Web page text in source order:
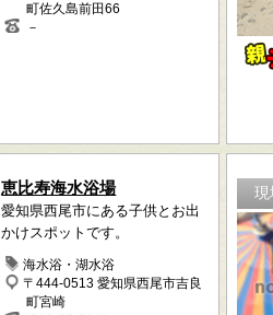
町佐久島前田66
－
恵比寿海水浴場
愛知県西尾市にある子供とお出
かけスポットです。
海水浴・湖水浴
〒444-0513 愛知県西尾市吉良
町宮崎
現